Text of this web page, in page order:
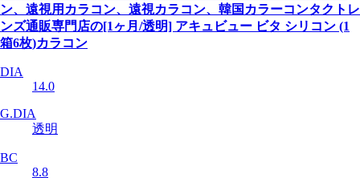
ン、遠視用カラコン、遠視カラコン、韓国カラーコンタクトレ
ンズ通販専門店の[1ヶ月/透明] アキュビュー ビタ シリコン (1
箱6枚)カラコン
DIA
14.0
G.DIA
透明
BC
8.8